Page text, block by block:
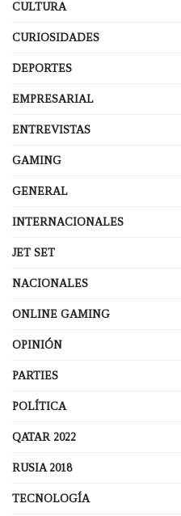
CULTURA
CURIOSIDADES
DEPORTES
EMPRESARIAL
ENTREVISTAS
GAMING
GENERAL
INTERNACIONALES
JET SET
NACIONALES
ONLINE GAMING
OPINIÓN
PARTIES
POLÍTICA
QATAR 2022
RUSIA 2018
TECNOLOGÍA